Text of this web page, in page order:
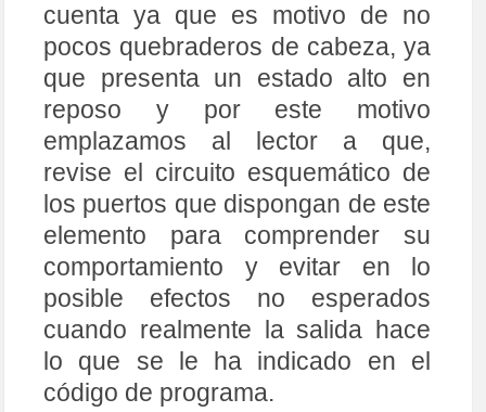
cuenta ya que es motivo de no
pocos quebraderos de cabeza, ya
que presenta un estado alto en
reposo y por este motivo
emplazamos al lector a que,
revise el circuito esquemático de
los puertos que dispongan de este
elemento para comprender su
comportamiento y evitar en lo
posible efectos no esperados
cuando realmente la salida hace
lo que se le ha indicado en el
código de programa.